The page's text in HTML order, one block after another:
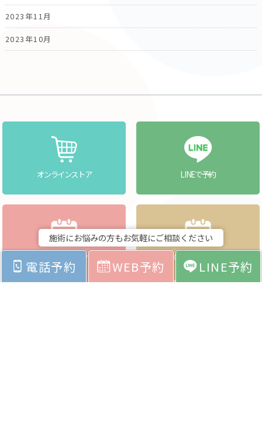
2023年11月
2023年10月
オンラインストア LINEで予約
クリアクリニックへ
WEBで予約
（医療）
CLEAR貝塚店へ
WEBで予約
（ネイル・アイラッシュ・エステ）
施術にお悩みの方もお気軽にご相談ください
電話予約 WEB予約 LINE予約